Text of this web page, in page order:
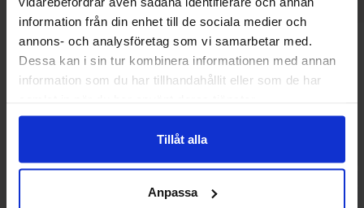
information från din enhet till de sociala medier och
annons- och analysföretag som vi samarbetar med.
Dessa kan i sin tur kombinera informationen med annan
information som du har tillhandahållit eller som de har
Tillåt alla
Anpassa
Andre kjøpte også